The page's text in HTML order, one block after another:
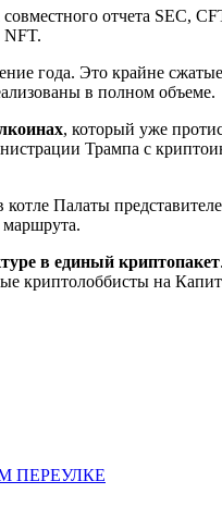
отчета
NFT.
года. Это крайне
в полном объеме.
, который уже
Трампа с
Палаты
маршрута.
в единый криптопакет
криптолоббисты на
ПЕРЕУЛКЕ